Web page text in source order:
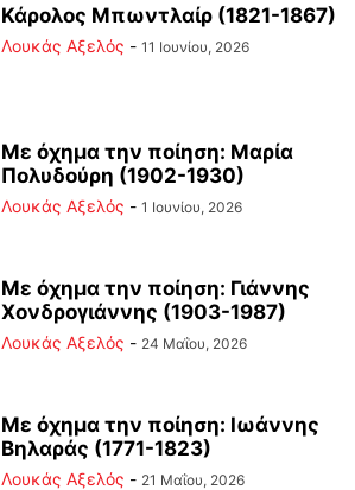
Κάρολος Μπωντλαίρ (1821-1867)
Λουκάς Αξελός - 11 Ιουνίου, 2026
Με όχημα την ποίηση: Μαρία
Πολυδούρη (1902-1930)
Λουκάς Αξελός - 1 Ιουνίου, 2026
Με όχημα την ποίηση: Γιάννης
Χονδρογιάννης (1903-1987)
Λουκάς Αξελός - 24 Μαΐου, 2026
Με όχημα την ποίηση: Ιωάννης
Βηλαράς (1771-1823)
Λουκάς Αξελός - 21 Μαΐου, 2026